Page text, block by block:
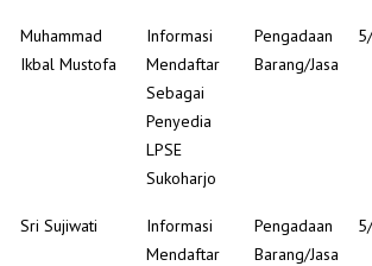
Muhammad
Ikbal Mustofa
Informasi
Mendaftar
Sebagai
Penyedia
LPSE
Sukoharjo
Pengadaan
Barang/Jasa
Sri Sujiwati
Informasi
Mendaftar
Pengadaan
Barang/Jasa